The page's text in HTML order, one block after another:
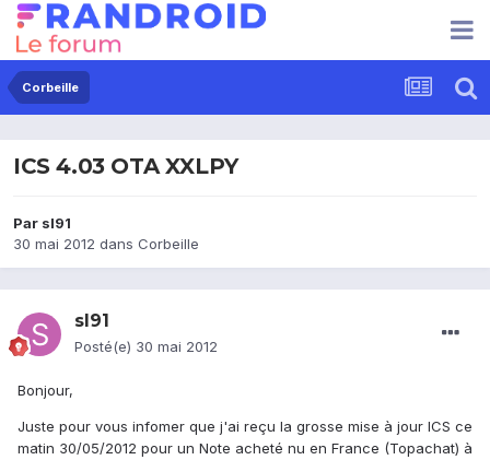
Corbeille
ICS 4.03 OTA XXLPY
Par sl91
30 mai 2012 dans Corbeille
sl91
Posté(e) 30 mai 2012
Bonjour,
Juste pour vous infomer que j'ai reçu la grosse mise à jour ICS ce
matin 30/05/2012 pour un Note acheté nu en France (Topachat) à